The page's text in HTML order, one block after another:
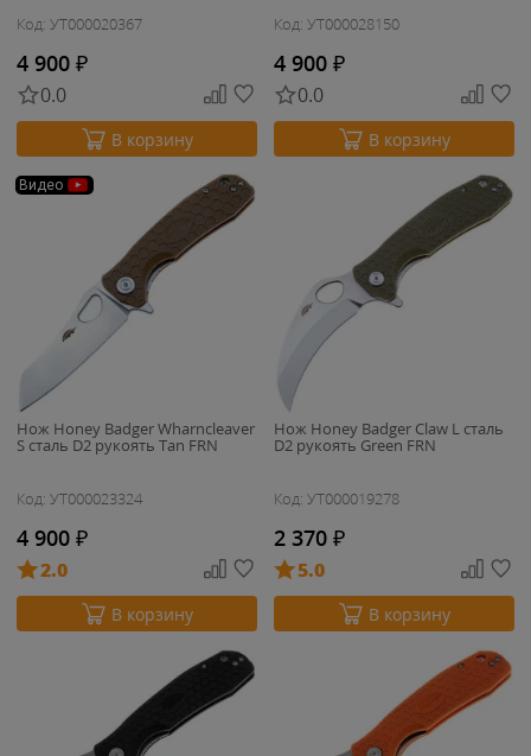
Код: УТ000020367
4 900 ₽
0.0
В корзину
Код: УТ000028150
4 900 ₽
0.0
В корзину
Видео
Нож Honey Badger Wharncleaver
S сталь D2 рукоять Tan FRN
Код: УТ000023324
4 900 ₽
2.0
В корзину
Нож Honey Badger Claw L сталь
D2 рукоять Green FRN
Код: УТ000019278
2 370 ₽
5.0
В корзину